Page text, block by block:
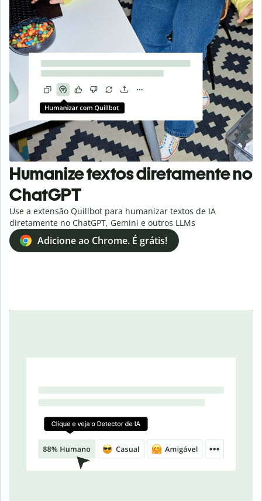
Humanize textos diretamente no
ChatGPT
Use a extensão Quillbot para humanizar textos de IA
diretamente no ChatGPT, Gemini e outros LLMs
Adicione ao Chrome. É grátis!